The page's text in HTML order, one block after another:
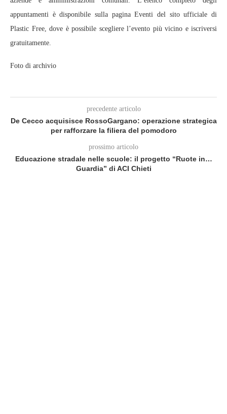
appuntamenti è disponibile sulla pagina Eventi del sito ufficiale di
Plastic Free, dove è possibile scegliere l’evento più vicino e iscriversi
gratuitamente.
Foto di archivio
precedente articolo
De Cecco acquisisce RossoGargano: operazione strategica
per rafforzare la filiera del pomodoro
prossimo articolo
Educazione stradale nelle scuole: il progetto “Ruote in…
Guardia” di ACI Chieti